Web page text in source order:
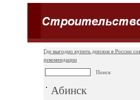
Где выгодно купить диплом в России
рекомендации
Абинск